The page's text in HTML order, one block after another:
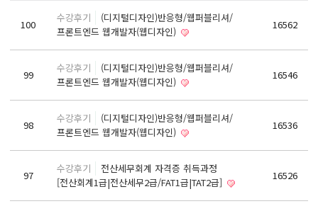
100
수강후기
(디지털디자인)반응형/웹퍼블리셔/
프론트엔드 웹개발자(웹디자인)
16562
99
수강후기
(디지털디자인)반응형/웹퍼블리셔/
프론트엔드 웹개발자(웹디자인)
16546
98
수강후기
(디지털디자인)반응형/웹퍼블리셔/
프론트엔드 웹개발자(웹디자인)
16536
97
수강후기
전산세무회계 자격증 취득과정
[전산회계1급|전산세무2급/FAT1급|TAT2급]
16526
BIM 건축설계 및 실내건축설계(캐드(CAD),맥스(MAX),레빗(REVIT))실무자 양성과정
반응형/웹퍼블리셔/프론트엔드 웹개발자(웹디자인)
반응형/웹퍼블리셔/프론트엔드 웹개발자(웹디자인기능사 과정평가형)
자바(Java)기반 JSP/스프링 웹개발자(정보처리산업기사)(과정평가형)
디지털컨버전스 자바(JAVA)개발자(전자정부 프레임워크/SPRING)
컴퓨터활용능력2급(필기+실기) 및 ITQ자격증 취득(한글,엑셀,파워포인트)
전기기능사(필기+실기) 자격증 취득과정